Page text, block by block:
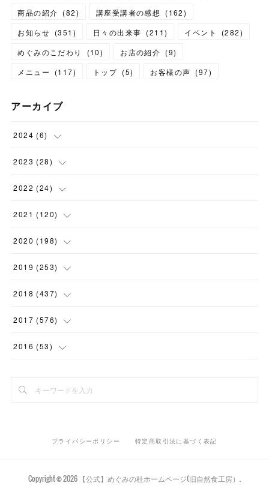
商品の紹介 (82) 講座受講者の感想 (162)
お知らせ (351 ) 日々の出来事 (211) イベント (282)
めぐみのこだわり
(10) お店の紹介 (9)
メニュー
(117) トップ (5) お客様の声 (97)
アーカイブ
2024 (6)
(1)
(1 )
(1)
( 1 )
2023 (28)
(2)
(1)
(1)
(2 )
(2)
2022 (24)
(5)
(2)
(2)
( 1 )
(3)
2021 (120)
(12)
(3)
(1)
(9)
(19)
14)
2020 (198)
(12)
(11)
(12)
(22
(17)
15)
2019 (253)
(14)
(27)
(22
(32)
20)
2018 (437)
(23)
(24
( 14)
33)
2017 (576)
(44
44)
37)
2016 (53)
20)
プライバシーポリシー 特定商取引法に基づく表記
Copyright ©2026 【公式】めぐみの杜ホームページ(旧自然食工房） .